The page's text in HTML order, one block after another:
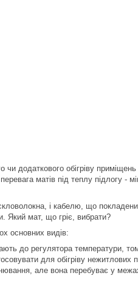
додаткового обігріву приміщень
матів під теплу підлогу -
і кабелю, що
Який мат, що гріє, вибрати?
основних видів:
до регулятора температури,
для обігріву нежитлових
але вона перебуває у